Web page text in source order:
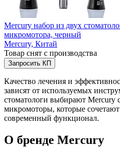
Mercury набор из двух
микромотора, черный
Mercury, Китай
Товар снят с производства
Запросить КП
Качество лечения и
зависят от используемых
стоматологи выбирают Mercury
микромоторы, которые
современный функционал.
О бренде Mercury